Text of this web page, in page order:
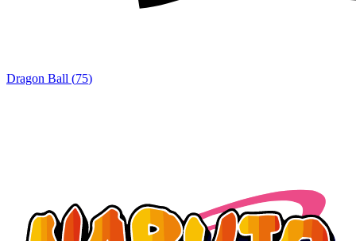
Dragon Ball (75)